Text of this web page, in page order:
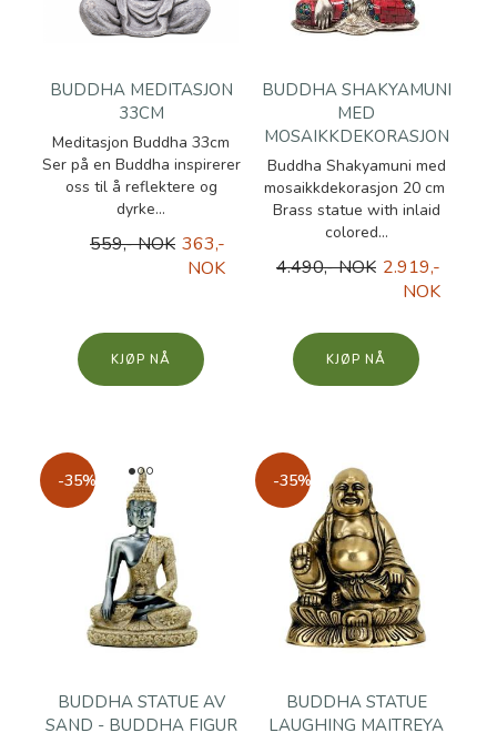
BUDDHA MEDITASJON
33CM
Meditasjon Buddha 33cm
Ser på en Buddha inspirerer
oss til å reflektere og
dyrke...
559,- NOK 363,-
NOK
KJØP
BUDDHA SHAKYAMUNI
MED
MOSAIKKDEKORASJON
Buddha Shakyamuni med
mosaikkdekorasjon 20 cm
Brass statue with inlaid
colored...
4.490,- NOK 2.919,-
NOK
KJØP
-35%
BUDDHA STATUE AV
SAND - BUDDHA FIGUR
-35%
BUDDHA STATUE
LAUGHING MAITREYA